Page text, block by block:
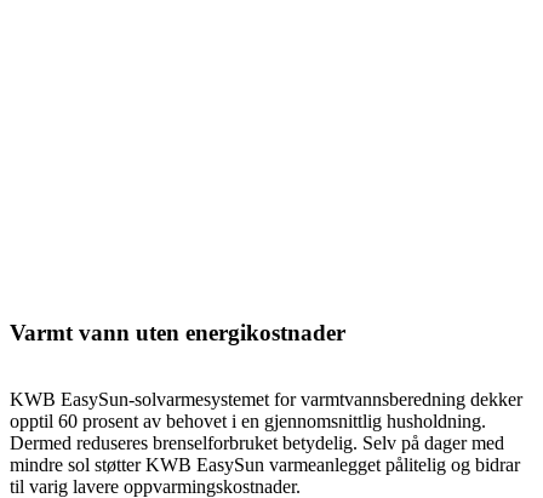
Varmt vann uten energikostnader
KWB EasySun-solvarmesystemet for varmtvannsberedning dekker
opptil 60 prosent av behovet i en gjennomsnittlig husholdning.
Dermed reduseres brenselforbruket betydelig. Selv på dager med
mindre sol støtter KWB EasySun varmeanlegget pålitelig og bidrar
til varig lavere oppvarmingskostnader.